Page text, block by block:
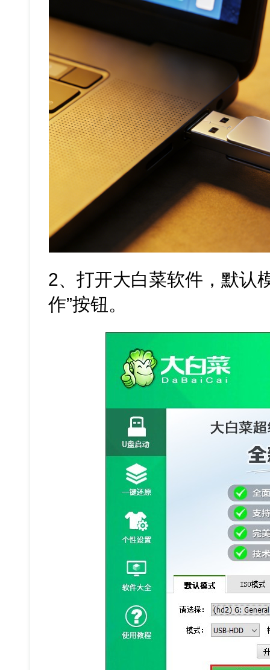
2、打开大白菜软件，默认
作”按钮。